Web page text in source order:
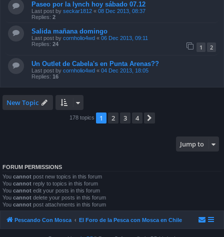
Paseo por la lynch hoy sábado 07.12
Last post by seckar1812 « 08 Dec 2013, 08:37
Replies: 2
Salida mañana domingo
Last post by cornholio4wd « 06 Dec 2013, 09:11
Replies: 24 1 2
Un Outlet de Cabela's en Punta Arenas??
Last post by cornholio4wd « 04 Dec 2013, 18:05
Replies: 16
New Topic
178 topics 1 2 3 4
Jump to
FORUM PERMISSIONS
You cannot post new topics in this forum
You cannot reply to topics in this forum
You cannot edit your posts in this forum
You cannot delete your posts in this forum
You cannot post attachments in this forum
Pescando Con Mosca El Foro de la Pesca con Mosca en Chile